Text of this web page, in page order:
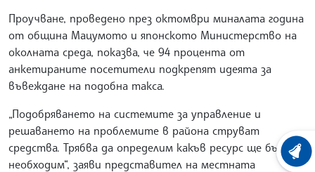
Проучване, проведено през октомври миналата година
от община Мацумото и японското Министерство на
околната среда, показва, че 94 процента от
анкетираните посетители подкрепят идеята за
въвеждане на подобна такса.
„Подобряването на системите за управление и
решаването на проблемите в района струват
средства. Трябва да определим какъв ресурс ще бъде
необходим“, заяви представител на местната